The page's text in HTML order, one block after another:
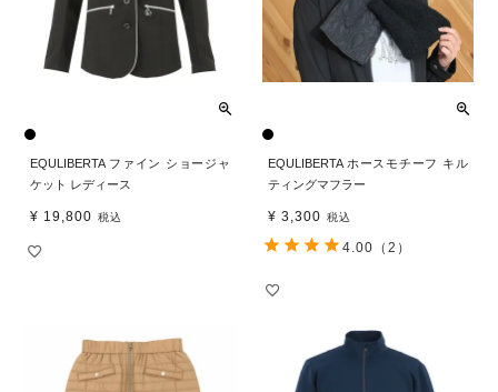
EQULIBERTA ファイン ショージャ
ケット レディース
¥ 19,800 税込
EQULIBERTA ホースモチーフ キル
ティングマフラー
¥ 3,300 税込
4.00 （2）